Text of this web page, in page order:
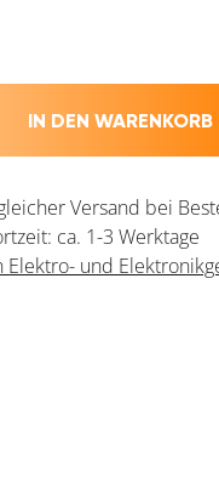
IN DEN WARENKORB
Versand bei
ca. 1-3 Werktage
Elektro- und